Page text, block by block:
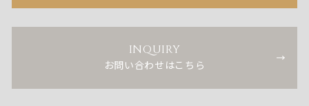
INQUIRY
お問い合わせはこちら